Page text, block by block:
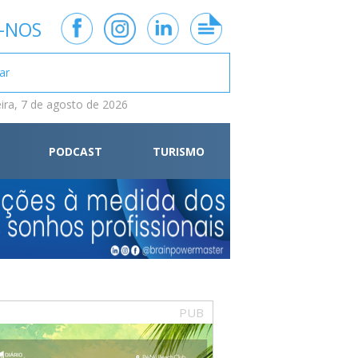
7 de agosto de 2026
PODCAST TURISMO
PUB